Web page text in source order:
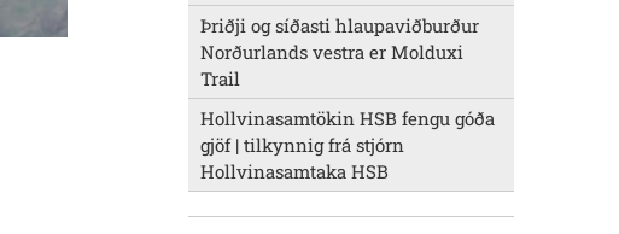
Þriðji og síðasti hlaupaviðburður
Norðurlands vestra er Molduxi
Trail
Hollvinasamtökin HSB fengu góða
gjöf | tilkynnig frá stjórn
Hollvinasamtaka HSB